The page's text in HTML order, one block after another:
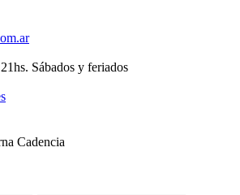
Sábados y feriados
Cadencia